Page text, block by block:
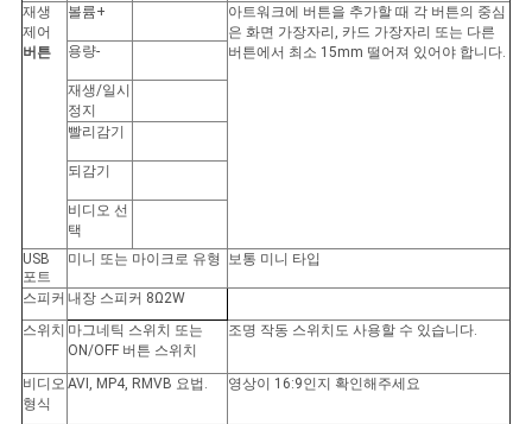
재생
제어
버튼
볼륨+
아트워크에 버튼을 추가할 때 각 버튼의 중심
은 화면 가장자리, 카드 가장자리 또는 다른
버튼에서 최소 15mm 떨어져 있어야 합니다.
용량-
재생/일시
정지
빨리감기
되감기
비디오 선
택
USB
포트
미니 또는 마이크로 유형 보통 미니 타입
스피커 내장 스피커 8Ω2W
스위치 마그네틱 스위치 또는
ON/OFF 버튼 스위치
조명 작동 스위치도 사용할 수 있습니다.
비디오
형식
AVI, MP4, RMVB 요법. 영상이 16:9인지 확인해주세요